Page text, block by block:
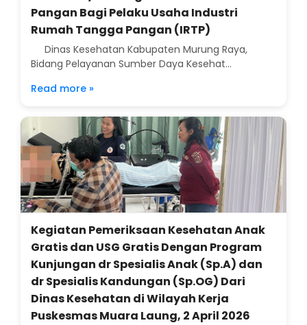
Pangan Bagi Pelaku Usaha Industri
Rumah Tangga Pangan (IRTP)
Dinas Kesehatan Kabupaten Murung Raya,
Bidang Pelayanan Sumber Daya Kesehat...
Read more »
Kegiatan Pemeriksaan Kesehatan Anak
Gratis dan USG Gratis Dengan Program
Kunjungan dr Spesialis Anak (Sp.A) dan
dr Spesialis Kandungan (Sp.OG) Dari
Dinas Kesehatan di Wilayah Kerja
Puskesmas Muara Laung, 2 April 2026